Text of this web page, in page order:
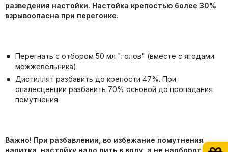
разведения настойки. Настойка крепостью более 30%
взрывоопасна при перегонке.
Перегнать с отбором 50 мл "голов" (вместе с ягодами
можжевельника).
Дистиллят разбавить до крепости 47%. При
опалесценции разбавить 70% основой до пропадания
помутнения.
Важно! При разбавлении, во избежание помутнения
напитка, настойку надо лить в воду, а не наоборот.